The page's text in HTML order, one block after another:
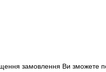
замовлення Ви зможете